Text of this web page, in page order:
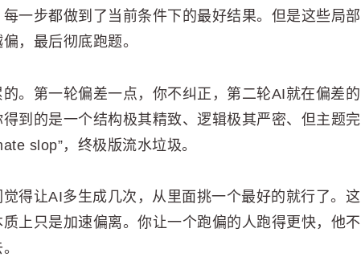
一步都做到了当前条件下的最好结果。但是这些局部
，最后彻底跑题。
。第一轮偏差一点，你不纠正，第二轮AI就在偏差的
到的是一个结构极其精致、逻辑极其严密、但主题完
slop”，终极版流水垃圾。
得让AI多生成几次，从里面挑一个最好的就行了。这
上只是加速偏离。你让一个跑偏的人跑得更快，他不